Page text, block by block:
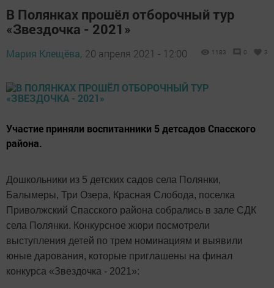
В Полянках прошёл отборочный тур
«Звездочка - 2021»
Мария Клещёва, 20 апреля 2021 - 12:00 1183 0 3
Участие приняли воспитанники 5 детсадов Спасского
района.
Дошкольники из 5 детских садов села Полянки,
Балымеры, Три Озера, Красная Слобода, поселка
Приволжский Спасского района собрались в зале СДК
села Полянки. Конкурсное жюри посмотрели
выступления детей по трем номинациям и выявили
юные дарования, которые приглашены на финал
конкурса «Звездочка - 2021»: